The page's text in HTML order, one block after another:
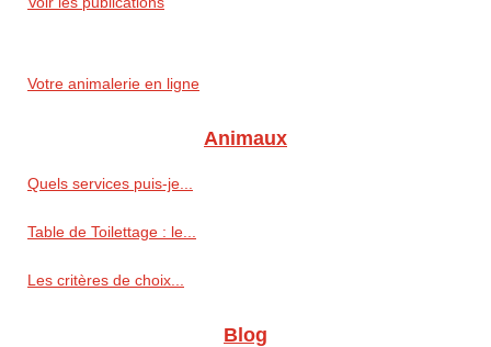
Votre animalerie en ligne
Animaux
Quels services puis-je...
Table de Toilettage : le...
Les critères de choix...
Blog